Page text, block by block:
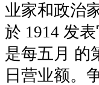
业家和政治
於 1914 发
是每五月 的
日营业额。